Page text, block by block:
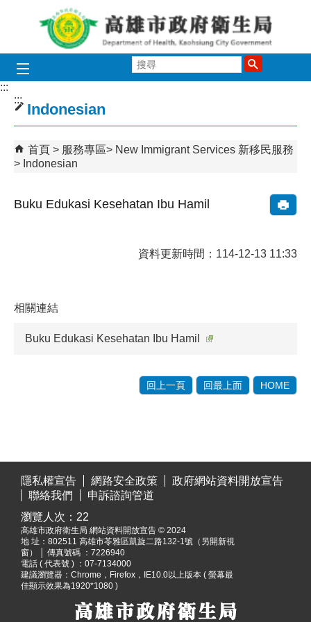
跳到主要內容區塊
尋
:::
:::
Indonesian
首頁 服務專區
New Immigrant Services 新移民服務
Indonesian
Buku Edukasi Kesehatan Ibu Hamil
資料更新時間：114-12-13 11:33
相關連結
Buku Edukasi Kesehatan Ibu Hamil
回上一頁 回最上面 HOME
隱私權宣告
網路安全政策
政府網站資料開放宣告
聯絡我們
申訴諮詢管道
瀏覽人次： 22
高雄市政府衛生局 網站資料開放宣告 © 2024
地 址： 802511 高雄市苓雅區凱旋二路132-1號（另開新視
窗）
│ 傳真號碼 ：7226940
電話 ( 代表號 ) ：07-7134000
建議瀏覽器：Chrome，Firefox，IE10.0以上版本 ( 螢幕最
佳顯示效果為1920*1080 )